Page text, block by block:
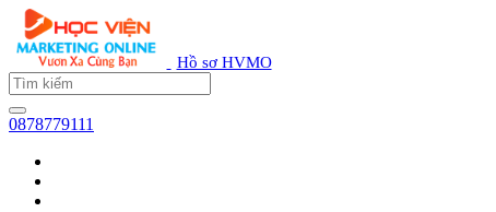
Hồ sơ HVMO
0878779111